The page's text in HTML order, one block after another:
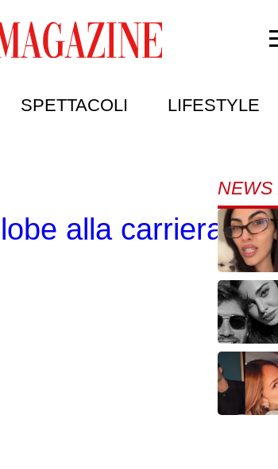
SPETTACOLI LIFESTYLE
alla carriera
NEWS